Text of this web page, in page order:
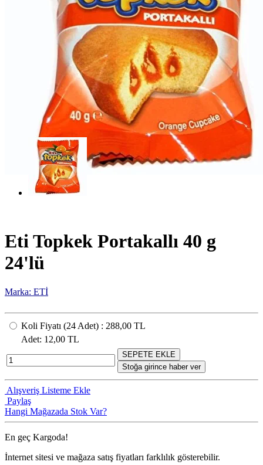
Eti Topkek Portakallı 40 g
24'lü
Marka: ETİ
Koli Fiyatı (24 Adet) : 288,00 TL
Adet: 12,00 TL
SEPETE EKLE
Stoğa girince haber ver
Alışveriş Listeme Ekle
Paylaş
Hangi Mağazada Stok Var?
En geç Kargoda!
İnternet sitesi ve mağaza satış fiyatları farklılık gösterebilir.